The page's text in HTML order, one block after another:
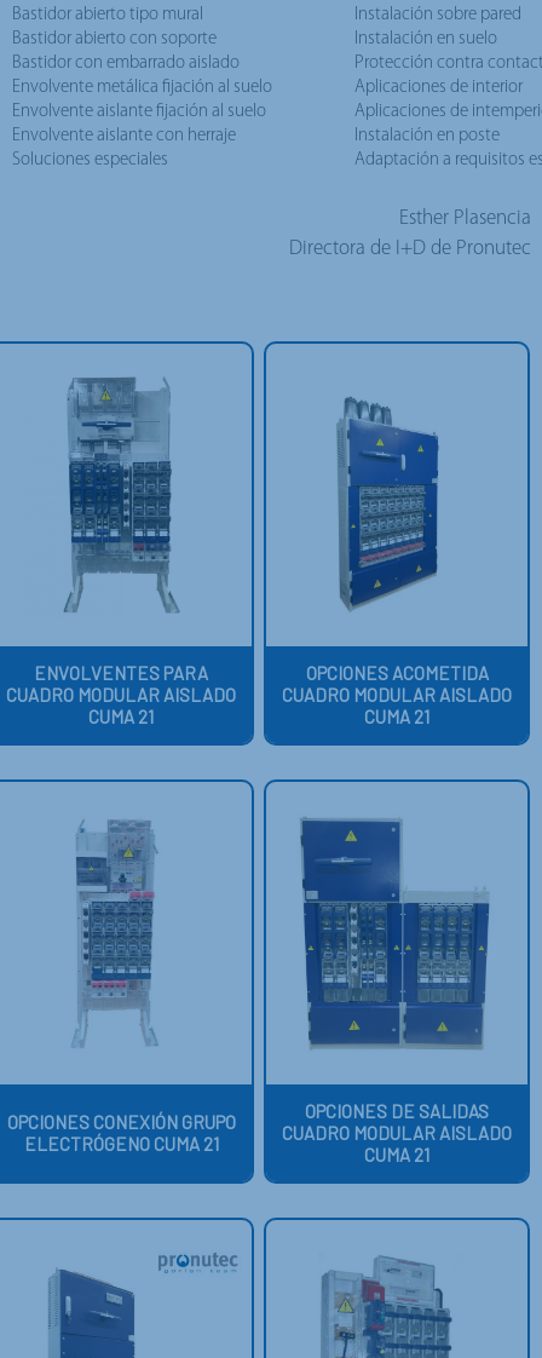
Bastidor abierto tipo mural
Instalación sobre pared
Bastidor abierto con soporte
Instalación en suelo
Bastidor con embarrado aislado
Protección contra
Envolvente metálica fijación al suelo
Aplicaciones de interior
Envolvente aislante fijación al suelo
Aplicaciones de
Envolvente aislante con herraje
Instalación en poste
Soluciones especiales
Adaptación a requisitos
Esther Plasencia
Directora de I+D de Pronutec
ENVOLVENTES PARA
CUADRO MODULAR AISLADO
CUMA 21
OPCIONES ACOMETIDA
CUADRO MODULAR AISLADO
CUMA 21
OPCIONES CONEXIÓN GRUPO
ELECTRÓGENO CUMA 21
OPCIONES DE SALIDAS
CUADRO MODULAR AISLADO
CUMA 21